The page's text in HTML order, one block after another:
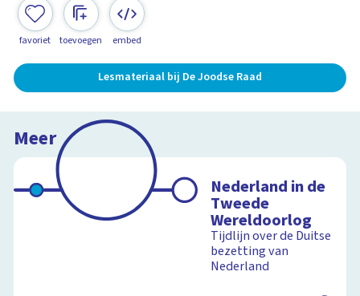
favoriet toevoegen embed
Lesmateriaal bij De Joodse Raad
Meer
Nederland in de
Tweede
Wereldoorlog
Tijdlijn over de Duitse
bezetting van
Nederland